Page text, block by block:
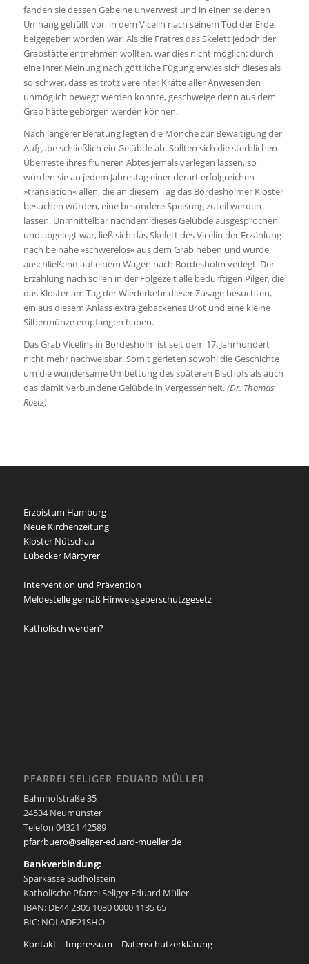
fanden sie dessen Gebeine unverwest und in einen seidenen
Umhang gehüllt vor, in dem Vicelin nach seinem Tod der Erde
beigegeben worden war. Als die Fratres das Skelett jedoch der
Grabstätte entnehmen wollten, war dies nicht möglich: durch
eine ihrer Meinung nach göttliche Fügung erwies sich dieses als
so schwer, dass es trotz vereinter Kräfte aller Anwesenden
unmöglich bewegt werden konnte, geschweige denn aus dem
Grab hätte geborgen werden können.
Nach längerer Beratung legten die Mönche zur Bewältigung der
Aufgabe schließlich ein Gelübde ab: Sollten sich die sterblichen
Überreste ihres früheren Abtes jemals verlegen lassen, so
würden sie an jedem Jahrestag einer derart erfolgreichen
»translation« allen, die an diesem Tag das Bordesholmer Kloster
besuchen würden, eine besondere Speisung zuteil werden
lassen. Unmnittelbar nachdem dieses Gelübde ausgesprochen
und abgelegt war, ließ sich das Skelett des Vicelin der Erzählung
nach beinahe »schwerelos« aus dem Grab heben und wurde
anschließend auf einem Wagen nach Bordesholm verlegt. Der
Erzählung nach sollen in der Folgezeit alle bedürftigen Pilger, die
das Kloster am Tag der Wiederkehr dieser Zusage besuchten,
ein aus diesem Anlass extra gebackenes Brot und eine kleine
Silbermünze empfangen haben.
Das Grab Vicelins in Bordesholm ist seit dem 17. Jahrhundert
nicht mehr nachweisbar. Somit gerieten sowohl die Geschichte
um die wundersame Umbettung des späteren Bischofs als auch
das damit verbundene Gelübde in Vergessenheit.(Dr. Thomas
Roetz)
Erzbistum Hamburg
Neue Kirchenzeitung
Kloster Nütschau
Lübecker Märtyrer
Intervention und Prävention
Meldestelle gemäß Hinweisgeberschutzgesetz
Katholisch werden?
PFARREI SELIGER EDUARD MÜLLER
Bahnhofstraße 35
24534 Neumünster
Telefon 04321 42589
pfarrbuero@seliger-eduard-mueller.de
Bankverbindung:
Sparkasse Südholstein
Katholische Pfarrei Seliger Eduard Müller
IBAN: DE44 2305 1030 0000 1135 65
BIC: NOLADE21SHO
Kontakt| Impressum | Datenschutzerklärung